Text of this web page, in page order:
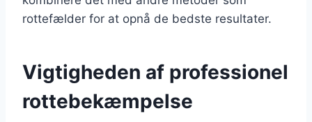
rottefælder for at opnå de bedste resultater.
Vigtigheden af professionel
rottebekæmpelse